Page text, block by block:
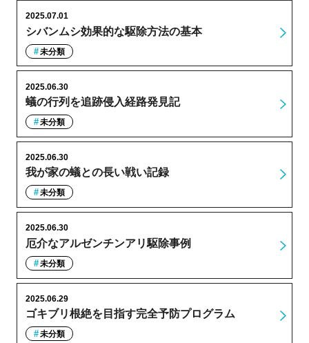
シバンムシ効果的な駆除方法の基本
2025.07.01
未分類
蟻の行列を追跡侵入経路発見記
2025.06.30
未分類
我が家の蟻との長い戦い記録
2025.06.30
未分類
厄介なアルゼンチンアリ駆除事例
2025.06.30
未分類
ゴキブリ根絶を目指す完全予防プログラム
2025.06.29
未分類